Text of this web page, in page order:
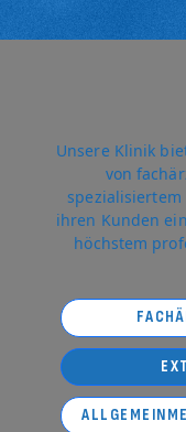
Unsere Klinik
von
ihren Kunden
höchstem